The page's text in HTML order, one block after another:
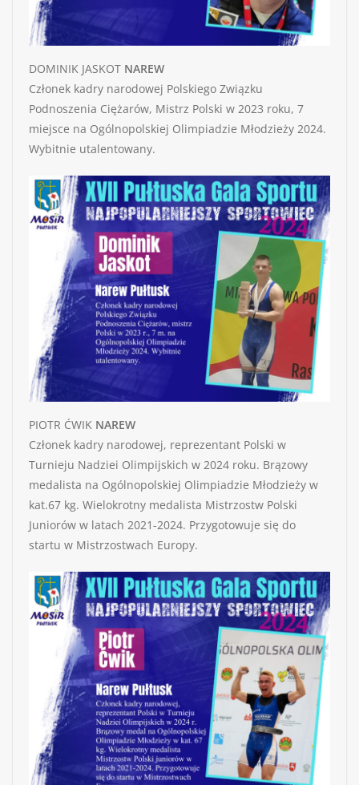
DOMINIK JASKOT NAREW
Członek kadry narodowej Polskiego Związku
Podnoszenia Ciężarów, Mistrz Polski w 2023 roku, 7
miejsce na Ogólnopolskiej Olimpiadzie Młodzieży 2024.
Wybitnie utalentowany.
PIOTR ĆWIK NAREW
Członek kadry narodowej, reprezentant Polski w
Turnieju Nadziei Olimpijskich w 2024 roku. Brązowy
medalista na Ogólnopolskiej Olimpiadzie Młodzieży w
kat.67 kg. Wielokrotny medalista Mistrzostw Polski
Juniorów w latach 2021-2024. Przygotowuje się do
startu w Mistrzostwach Europy.